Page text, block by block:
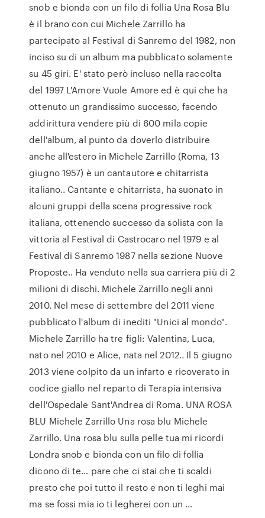
snob e bionda con un filo di follia Una Rosa Blu
è il brano con cui Michele Zarrillo ha
partecipato al Festival di Sanremo del 1982, non
inciso su di un album ma pubblicato solamente
su 45 giri. E' stato però incluso nella raccolta
del 1997 L'Amore Vuole Amore ed è qui che ha
ottenuto un grandissimo successo, facendo
addirittura vendere più di 600 mila copie
dell'album, al punto da doverlo distribuire
anche all'estero in Michele Zarrillo (Roma, 13
giugno 1957) è un cantautore e chitarrista
italiano.. Cantante e chitarrista, ha suonato in
alcuni gruppi della scena progressive rock
italiana, ottenendo successo da solista con la
vittoria al Festival di Castrocaro nel 1979 e al
Festival di Sanremo 1987 nella sezione Nuove
Proposte.. Ha venduto nella sua carriera più di 2
milioni di dischi. Michele Zarrillo negli anni
2010. Nel mese di settembre del 2011 viene
pubblicato l'album di inediti "Unici al mondo".
Michele Zarrillo ha tre figli: Valentina, Luca,
nato nel 2010 e Alice, nata nel 2012.. Il 5 giugno
2013 viene colpito da un infarto e ricoverato in
codice giallo nel reparto di Terapia intensiva
dell'Ospedale Sant'Andrea di Roma. UNA ROSA
BLU Michele Zarrillo Una rosa blu Michele
Zarrillo. Una rosa blu sulla pelle tua mi ricordi
Londra snob e bionda con un filo di follia
dicono di te… pare che ci stai che ti scaldi
presto che poi tutto il resto e non ti leghi mai
ma se fossi mia io ti legherei con un …